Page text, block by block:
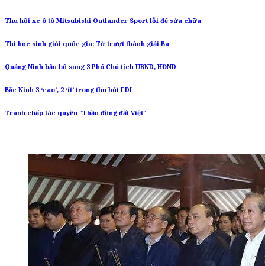
Thu hồi xe ô tô Mitsubishi Outlander Sport lỗi để sửa chữa
Thi học sinh giỏi quốc gia: Từ trượt thành giải Ba
Quảng Ninh bầu bổ sung 3 Phó Chủ tịch UBND, HĐND
Bắc Ninh 3 ‘cao’, 2 ‘ít’ trong thu hút FDI
Tranh chấp tác quyền "Thần đồng đất Việt"